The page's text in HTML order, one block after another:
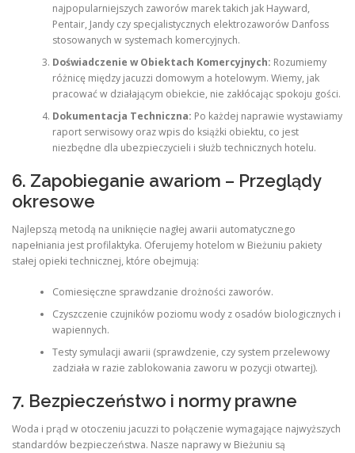
najpopularniejszych zaworów marek takich jak Hayward,
Pentair, Jandy czy specjalistycznych elektrozaworów Danfoss
stosowanych w systemach komercyjnych.
Doświadczenie w Obiektach Komercyjnych: Rozumiemy
różnicę między jacuzzi domowym a hotelowym. Wiemy, jak
pracować w działającym obiekcie, nie zakłócając spokoju gości.
Dokumentacja Techniczna: Po każdej naprawie wystawiamy
raport serwisowy oraz wpis do książki obiektu, co jest
niezbędne dla ubezpieczycieli i służb technicznych hotelu.
6. Zapobieganie awariom – Przeglądy
okresowe
Najlepszą metodą na uniknięcie nagłej awarii automatycznego
napełniania jest profilaktyka. Oferujemy hotelom w Bieżuniu pakiety
stałej opieki technicznej, które obejmują:
Comiesięczne sprawdzanie drożności zaworów.
Czyszczenie czujników poziomu wody z osadów biologicznych i
wapiennych.
Testy symulacji awarii (sprawdzenie, czy system przelewowy
zadziała w razie zablokowania zaworu w pozycji otwartej).
7. Bezpieczeństwo i normy prawne
Woda i prąd w otoczeniu jacuzzi to połączenie wymagające najwyższych
standardów bezpieczeństwa. Nasze naprawy w Bieżuniu są